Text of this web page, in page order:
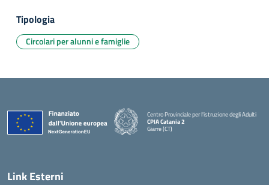
Tipologia
Circolari per alunni e famiglie
Centro Provinciale per l'istruzione degli Adulti
CPIA Catania 2
Giarre (CT)
Link Esterni